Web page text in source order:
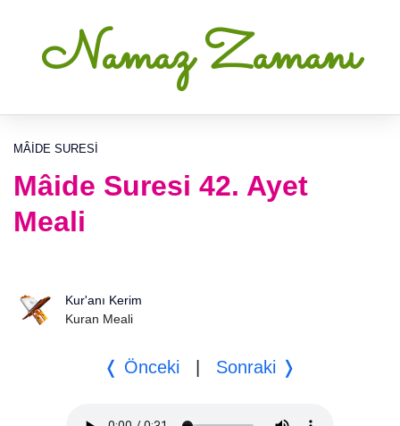
Namaz Zamanı
MÂIDE SURESI
Mâide Suresi 42. Ayet
Meali
Kur'anı Kerim
Kuran Meali
❬ Önceki Sonraki ❭